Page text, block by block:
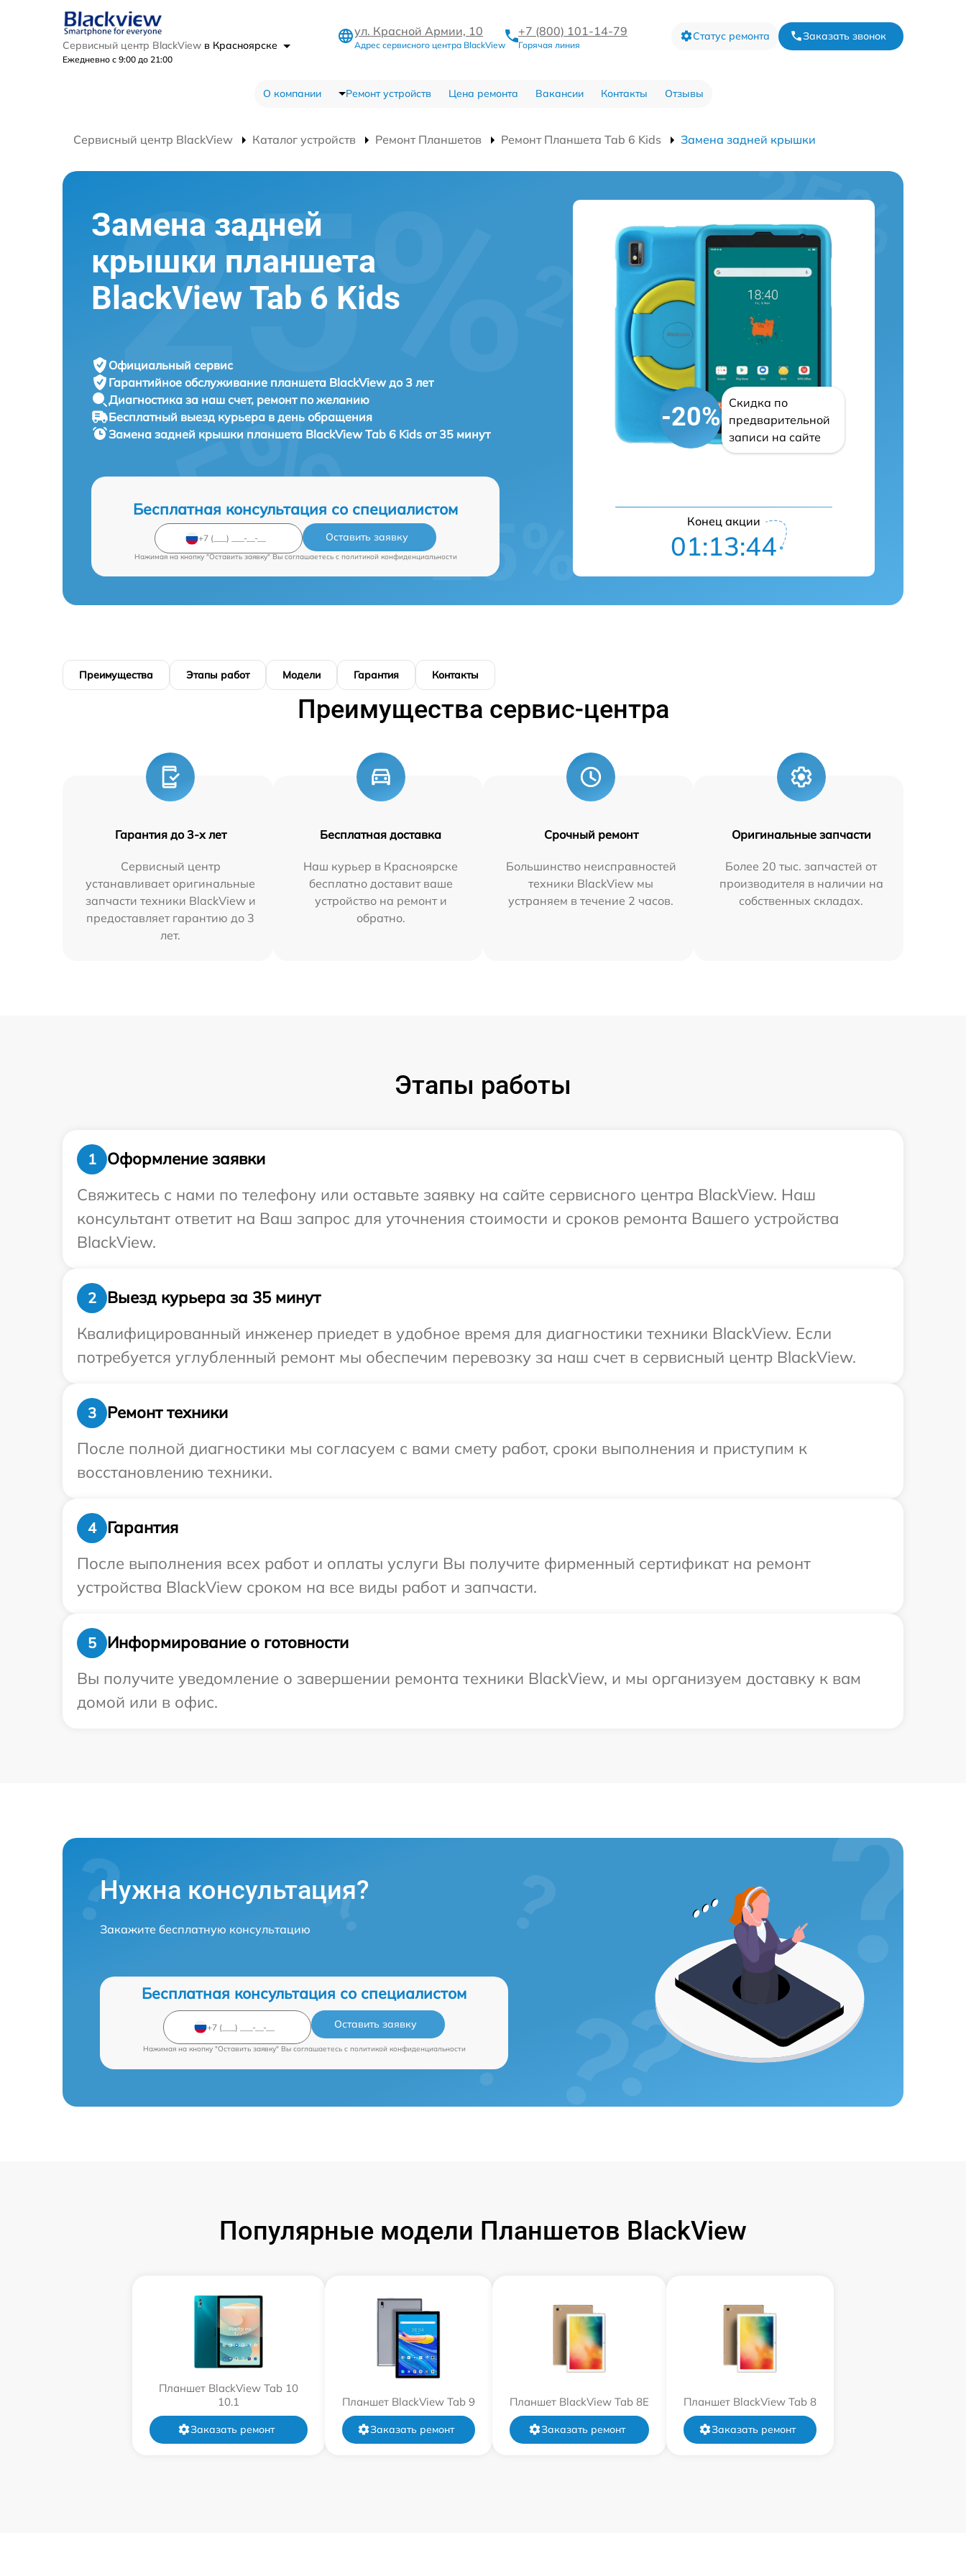
Сервисный центр BlackView в Красноярске
Ежедневно с 9:00 до 21:00
ул. Красной Армии, 10
Адрес сервисного центра BlackView
+7 (800) 101-14-79
Горячая линия
Статус ремонта Заказать звонок
О компании Ремонт устройств Цена ремонта Вакансии Контакты Отзывы
Сервисный центр BlackView Каталог устройств Ремонт Планшетов Ремонт Планшета Tab 6 Kids Замена задней крышки
Замена задней
крышки планшета
BlackView Tab 6 Kids
Официальный сервис
Гарантийное обслуживание планшета BlackView до 3 лет
Диагностика за наш счет, ремонт по желанию
Бесплатный выезд курьера в день обращения
Замена задней крышки планшета BlackView Tab 6 Kids от 35 минут
Бесплатная консультация со специалистом
Оставить заявку
Нажимая на кнопку "Оставить заявку" Вы соглашаетесь c политикой конфиденциальности
-20%
Скидка по
предварительной
записи на сайте
Конец акции
01:13:43
Преимущества Этапы работ Модели Гарантия Контакты
Преимущества сервис-центра
Гарантия до 3-х лет
Сервисный центр
устанавливает оригинальные
запчасти техники BlackView и
предоставляет гарантию до 3
лет.
Бесплатная доставка
Наш курьер в Красноярске
бесплатно доставит ваше
устройство на ремонт и
обратно.
Срочный ремонт
Большинство неисправностей
техники BlackView мы
устраняем в течение 2 часов.
Оригинальные запчасти
Более 20 тыс. запчастей от
производителя в наличии на
собственных складах.
Этапы работы
1
Оформление заявки
Свяжитесь с нами по телефону или оставьте заявку на сайте сервисного центра BlackView. Наш
консультант ответит на Ваш запрос для уточнения стоимости и сроков ремонта Вашего устройства
BlackView.
2
Выезд курьера за 35 минут
Квалифицированный инженер приедет в удобное время для диагностики техники BlackView. Если
потребуется углубленный ремонт мы обеспечим перевозку за наш счет в сервисный центр BlackView.
3
Ремонт техники
После полной диагностики мы согласуем с вами смету работ, сроки выполнения и приступим к
восстановлению техники.
4
Гарантия
После выполнения всех работ и оплаты услуги Вы получите фирменный сертификат на ремонт
устройства BlackView сроком на все виды работ и запчасти.
5
Информирование о готовности
Вы получите уведомление о завершении ремонта техники BlackView, и мы организуем доставку к вам
домой или в офис.
Нужна консультация?
Закажите бесплатную консультацию
Бесплатная консультация со специалистом
Оставить заявку
Нажимая на кнопку "Оставить заявку" Вы соглашаетесь c политикой конфиденциальности
Популярные модели Планшетов BlackView
Планшет BlackView Tab 10
10.1
Заказать ремонт
Планшет BlackView Tab 9
Заказать ремонт
Планшет BlackView Tab 8E
Заказать ремонт
Планшет BlackView Tab 8
Заказать ремонт